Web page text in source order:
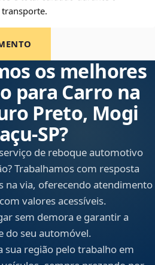
os melhores
para Carro na
Preto, Mogi
de reboque automotivo
Trabalhamos com resposta
na via, oferecendo atendimento
valores acessíveis.
sem demora e garantir a
do seu automóvel.
sua região pelo trabalho em